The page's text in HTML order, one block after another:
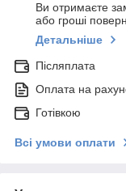
Ви отримаєте
або гроші
Детальніше
Післяплата
Оплата на
Готівкою
Всі умови оплати